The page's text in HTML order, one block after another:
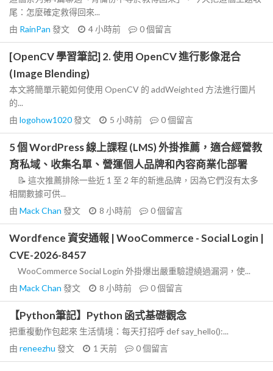
尾：怎麼確定救得回來...
由 RainPan 發文 4 小時前 0個留言
[OpenCV 學習筆記] 2. 使用 OpenCV 進行影像混合
(Image Blending)
本文將簡單示範如何使用 OpenCV 的 addWeighted 方法進行圖片
的...
由 logohow1020發文 5 小時前 0個留言
5 個 WordPress 線上課程 (LMS) 外掛推薦，適合經營教
育私域、收集名單、營運個人品牌和內容商業化部署
📝 這次推薦排除一些近 1 至 2 年的新進品牌，因為它們沒有太多
相關數據可供...
由 Mack Chan 發文 8 小時前 0個留言
Wordfence 資安通報 | WooCommerce - Social Login |
CVE-2026-8457
WooCommerce Social Login 外掛爆出嚴重驗證繞過漏洞，使...
由 Mack Chan 發文 8 小時前 0個留言
【Python筆記】Python 函式基礎觀念
把重複動作包起來 生活情境：每天打招呼 def say_hello():...
由 reneezhu 發文 1 天前 0個留言